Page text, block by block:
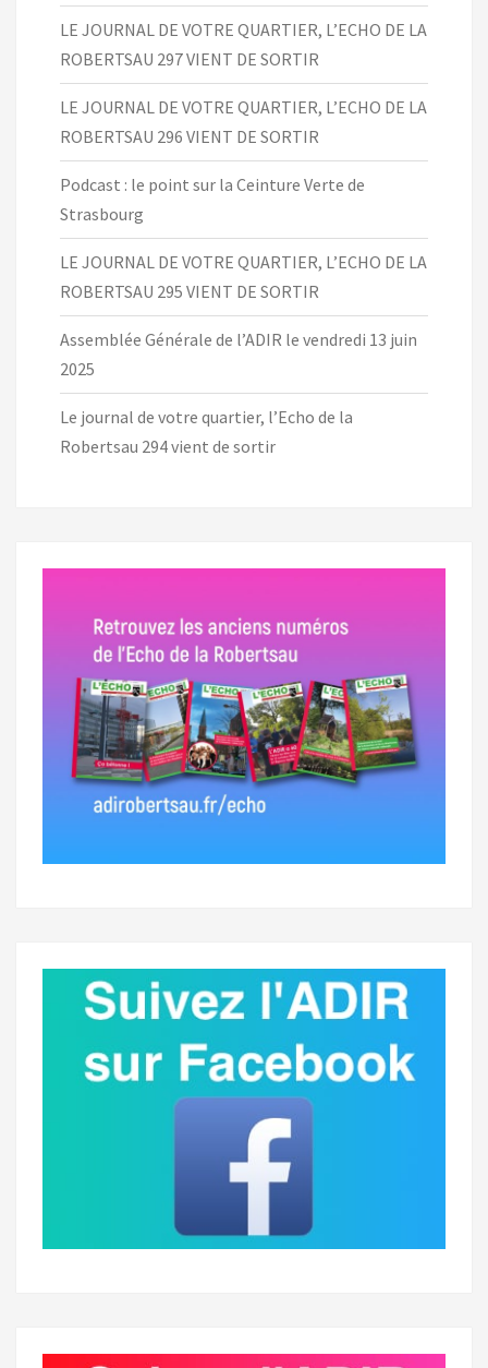
LE JOURNAL DE VOTRE QUARTIER, L’ECHO DE LA
ROBERTSAU 297 VIENT DE SORTIR
LE JOURNAL DE VOTRE QUARTIER, L’ECHO DE LA
ROBERTSAU 296 VIENT DE SORTIR
Podcast : le point sur la Ceinture Verte de
Strasbourg
LE JOURNAL DE VOTRE QUARTIER, L’ECHO DE LA
ROBERTSAU 295 VIENT DE SORTIR
Assemblée Générale de l’ADIR le vendredi 13 juin
2025
Le journal de votre quartier, l’Echo de la
Robertsau 294 vient de sortir